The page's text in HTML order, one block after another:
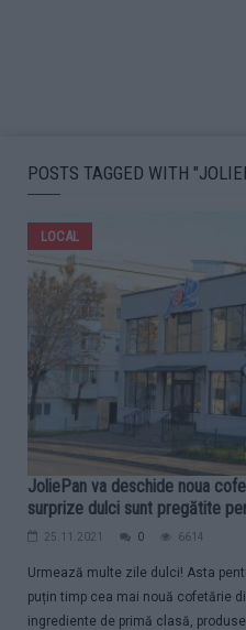
POSTS TAGGED WITH
LOCAL
JoliePan va deschide noua
surprize dulci sunt pregătite
25.11.2021 0 6614
Urmează multe zile dulci! Asta
puțin timp cea mai nouă cofetărie
ingrediente de primă clasă,